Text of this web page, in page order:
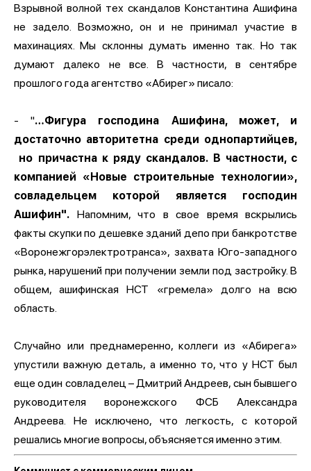
Взрывной волной тех скандалов Константина Ашифина
не задело. Возможно, он и не принимал участие в
махинациях. Мы склонны думать именно так. Но так
думают далеко не все. В частности, в сентябре
прошлого года агентство «Абирег» писало:
- "…Фигура господина Ашифина, может, и
достаточно авторитетна среди однопартийцев,
но причастна к ряду скандалов. В частности, с
компанией «Новые строительные технологии»,
совладельцем которой является господин
Ашифин". Напомним, что в свое время вскрылись
факты скупки по дешевке зданий депо при банкротстве
«Воронежгорэлектротранса», захвата Юго-западного
рынка, нарушений при получении земли под застройку. В
общем, ашифинская НСТ «гремела» долго на всю
область.
Случайно или преднамеренно, коллеги из «Абирега»
упустили важную деталь, а именно то, что у НСТ был
еще один совладелец – Дмитрий Андреев, сын бывшего
руководителя воронежского ФСБ Александра
Андреева. Не исключено, что легкость, с которой
решались многие вопросы, объясняется именно этим.